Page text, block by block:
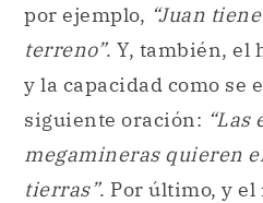
por ejemplo, “Juan
terreno”. Y, también, el
y la capacidad como se
siguiente oración: “Las
megamineras quieren
tierras”. Por último, y